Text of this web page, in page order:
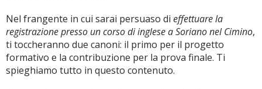
Nel frangente in cui sarai persuaso di effettuare la
registrazione presso un corso di inglese a Soriano nel Cimino,
ti toccheranno due canoni: il primo per il progetto
formativo e la contribuzione per la prova finale. Ti
spieghiamo tutto in questo contenuto.